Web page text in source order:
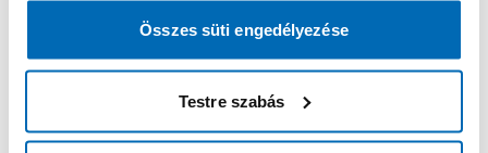
Összes süti engedélyezése
Testre szabás